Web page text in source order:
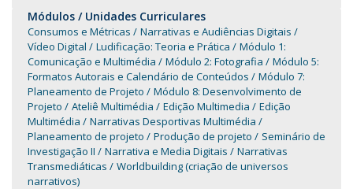
Módulos / Unidades Curriculares
Consumos e Métricas
Narrativas e Audiências Digitais
Vídeo Digital
Ludificação: Teoria e Prática
Módulo 1:
Comunicação e Multimédia
Módulo 2: Fotografia
Módulo 5:
Formatos Autorais e Calendário de Conteúdos
Módulo 7:
Planeamento de Projeto
Módulo 8: Desenvolvimento de
Projeto
Ateliê Multimédia Edição Multimedia
Edição
Multimédia
Narrativas Desportivas Multimédia
Planeamento de projeto
Produção de projeto
Seminário de
Investigação II
Narrativa e Media Digitais
Narrativas
Transmediáticas
Worldbuilding (criação de universos
narrativos)